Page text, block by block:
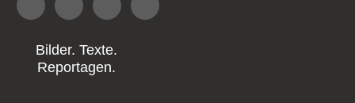
Bilder. Texte.
Reportagen.